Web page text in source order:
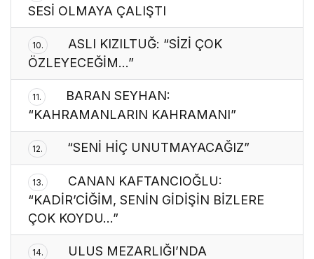
SESİ OLMAYA ÇALIŞTI
10.
ASLI KIZILTUĞ: “SİZİ ÇOK
ÖZLEYECEĞİM…”
11.
BARAN SEYHAN:
“KAHRAMANLARIN KAHRAMANI”
12. “SENİ HİÇ UNUTMAYACAĞIZ”
13.
CANAN KAFTANCIOĞLU:
“KADİR’CİĞİM, SENİN GİDİŞİN BİZLERE
ÇOK KOYDU…”
14.
ULUS MEZARLIĞI’NDA